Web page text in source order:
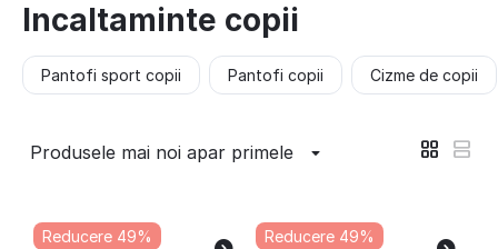
Incaltaminte copii
Pantofi sport copii Pantofi copii Cizme de copii
Produsele mai noi apar primele
Reducere 49% Reducere 49%